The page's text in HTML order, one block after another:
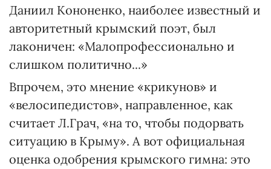
Даниил Кононенко, наиболее известный и
авторитетный крымский поэт, был
лаконичен: «Малопрофессионально и
слишком политично...»
Впрочем, это мнение «крикунов» и
«велосипедистов», направленное, как
считает Л.Грач, «на то, чтобы подорвать
ситуацию в Крыму». А вот официальная
оценка одобрения крымского гимна: это